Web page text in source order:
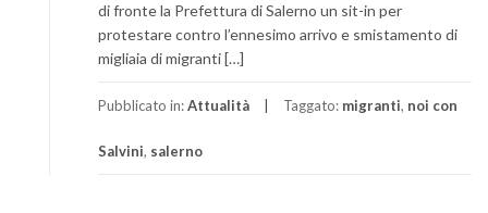
di fronte la Prefettura di Salerno un sit-in per
protestare contro l’ennesimo arrivo e smistamento di
migliaia di migranti […]
Pubblicato in:Attualità Taggato: migranti, noi con
Salvini, salerno